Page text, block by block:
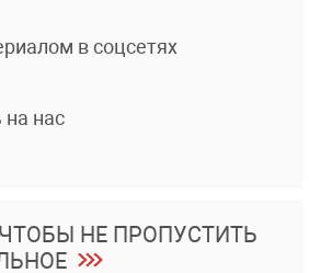
в соцсетях
нас
НЕ ПРОПУСТИТЬ